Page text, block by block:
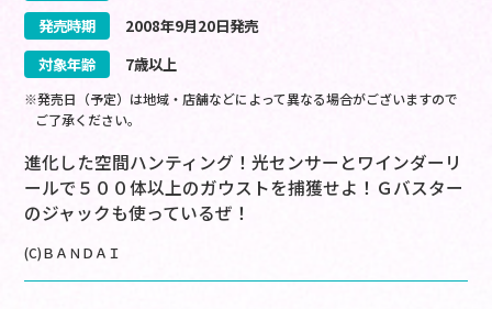
発売時期
2008年9月20日発売
対象年齢
7歳以上
※発売日（予定）は地域・店舗などによって異なる場合がございますので
ご了承ください。
進化した空間ハンティング！光センサーとワインダーリ
ールで５００体以上のガウストを捕獲せよ！Ｇバスター
のジャックも使っているぜ！
(C)ＢＡＮＤＡＩ